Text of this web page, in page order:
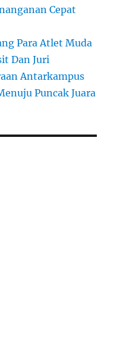
Cepat
Para Atlet Muda
Dan Juri
Antarkampus
Puncak Juara